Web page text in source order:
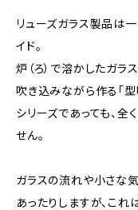
リューズガラス製品は
イド。
炉（ろ）で溶かしたガラ
吹き込みながら作る「
シリーズであっても、全
せん。
ガラスの流れや小さな
あったりしますが、これ